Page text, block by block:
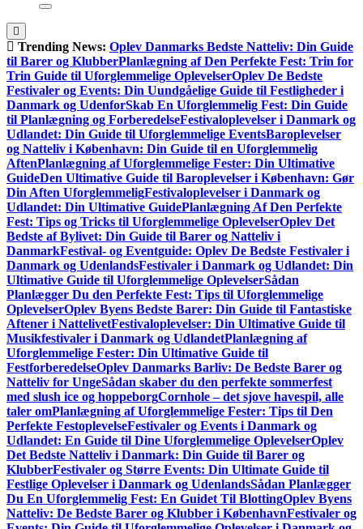
Trending News: Oplev Danmarks Bedste Natteliv: Din Guide
til Barer og KlubberPlanlægning af Den Perfekte Fest: Trin for
Trin Guide til Uforglemmelige OplevelserOplev De Bedste
Festivaler og Events: Din Uundgåelige Guide til Festligheder i
Danmark og UdenforSkab En Uforglemmelig Fest: Din Guide
til Planlægning og ForberedelseFestivaloplevelser i Danmark og
Udlandet: Din Guide til Uforglemmelige EventsBaroplevelser
og Natteliv i København: Din Guide til en Uforglemmelig
AftenPlanlægning af Uforglemmelige Fester: Din Ultimative
GuideDen Ultimative Guide til Baroplevelser i København: Gør
Din Aften UforglemmeligFestivaloplevelser i Danmark og
Udlandet: Din Ultimative GuidePlanlægning Af Den Perfekte
Fest: Tips og Tricks til Uforglemmelige OplevelserOplev Det
Bedste af Bylivet: Din Guide til Barer og Natteliv i
DanmarkFestival- og Eventguide: Oplev De Bedste Festivaler i
Danmark og UdenlandsFestivaler i Danmark og Udlandet: Din
Ultimative Guide til Uforglemmelige OplevelserSådan
Planlægger Du den Perfekte Fest: Tips til Uforglemmelige
OplevelserOplev Byens Bedste Barer: Din Guide til Fantastiske
Aftener i NattelivetFestivaloplevelser: Din Ultimative Guide til
Musikfestivaler i Danmark og UdlandetPlanlægning af
Uforglemmelige Fester: Din Ultimative Guide til
FestforberedelseOplev Danmarks Barliv: De Bedste Barer og
Natteliv for UngeSådan skaber du den perfekte sommerfest
med slush ice og hoppeborgCornhole – det sjove havespil, alle
taler omPlanlægning af Uforglemmelige Fester: Tips til Den
Perfekte FestoplevelseFestivaler og Events i Danmark og
Udlandet: En Guide til Dine Uforglemmelige OplevelserOplev
Det Bedste Natteliv i Danmark: Din Guide til Barer og
KlubberFestivaler og Større Events: Din Ultimate Guide til
Festlige Oplevelser i Danmark og UdenlandsSådan Planlægger
Du En Uforglemmelig Fest: En Guidet Til BlottingOplev Byens
Natteliv: De Bedste Barer og Klubber i KøbenhavnFestivaler og